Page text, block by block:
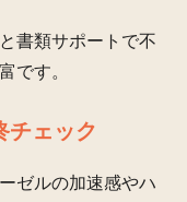
書類サポートで不
です。
チェック
ゼルの加速感やハ